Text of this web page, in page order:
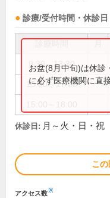
診療/受付時間・休診日
9:30～13:30
15:00～17:30
お盆(8月中旬)は休診
に必ず医療機関に直
休診日: 月～火・日・祝
こ
アクセス数※